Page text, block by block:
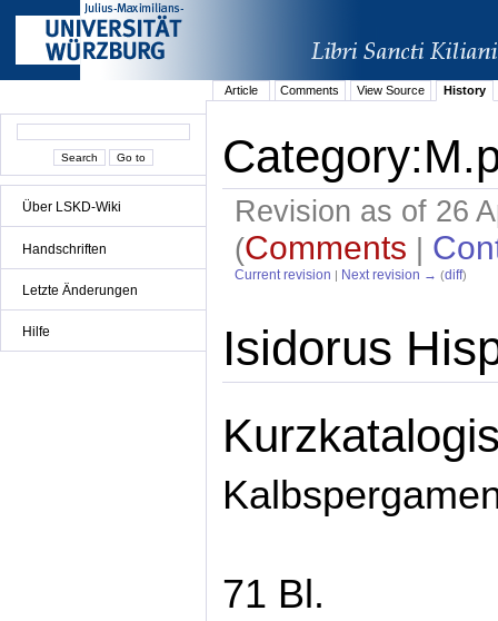
Über LSKD-Wiki
Handschriften
Letzte Änderungen
Hilfe
Article Comments View Source History
Revision as of 26
(Comments |
Current revision Next revision → (diff)
Isidorus
71 Bl.